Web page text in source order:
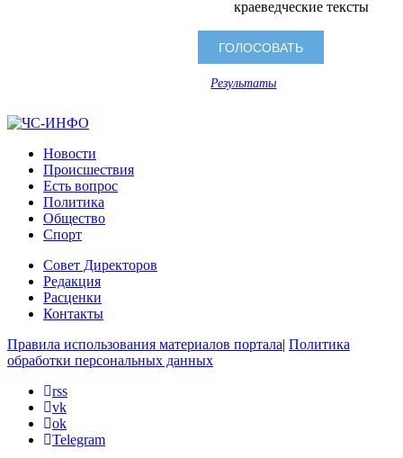
краеведческие тексты
Результаты
Новости
Происшествия
Есть вопрос
Политика
Общество
Спорт
Совет Директоров
Редакция
Расценки
Контакты
Правила использования материалов портала| Политика
обработки персональных данных
rss
vk
ok
Telegram